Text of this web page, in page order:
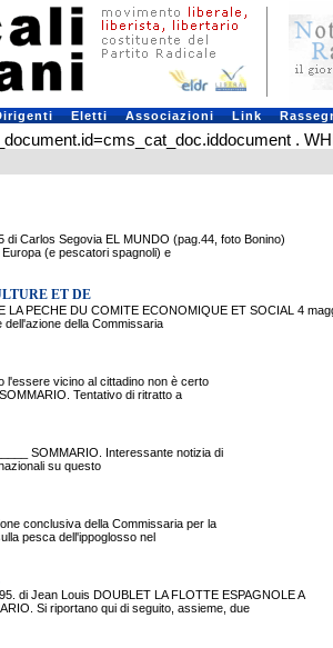
Eletti Associazioni Link
.
di Carlos Segovia EL MUNDO (pag.44, foto Bonino)
(e pescatori spagnoli) e
ET DE
PECHE DU COMITE ECONOMIQUE ET SOCIAL 4
della Commissaria
l'essere vicino al cittadino non è certo
Tentativo di ritratto a
SOMMARIO. Interessante notizia di
su questo
conclusiva della Commissaria per la
pesca dell'ippoglosso nel
di Jean Louis DOUBLET LA FLOTTE ESPAGNOLE A
Si riportano qui di seguito, assieme, due